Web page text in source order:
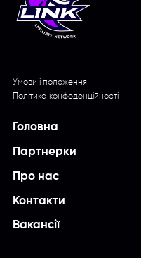
Умови і положення
Політика конфеденційності
Головна
Партнерки
Про нас
Контакти
Вакансії